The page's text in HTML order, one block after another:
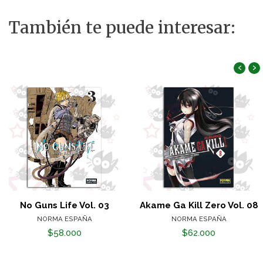
También te puede interesar:
No Guns Life Vol. 03
NORMA ESPAÑA
$58.000
Akame Ga Kill Zero Vol. 08
NORMA ESPAÑA
$62.000
‹ ›